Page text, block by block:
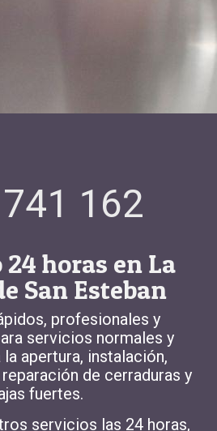
162
24 horas en La
San Esteban
profesionales y
servicios normales y
la apertura, instalación,
de cerraduras y
fuertes.
servicios las 24 horas,